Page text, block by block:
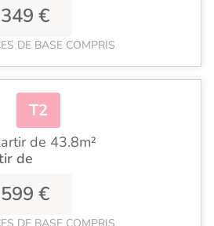
€
DE BASE COMPRIS
T2
de 43.8m²
de
€